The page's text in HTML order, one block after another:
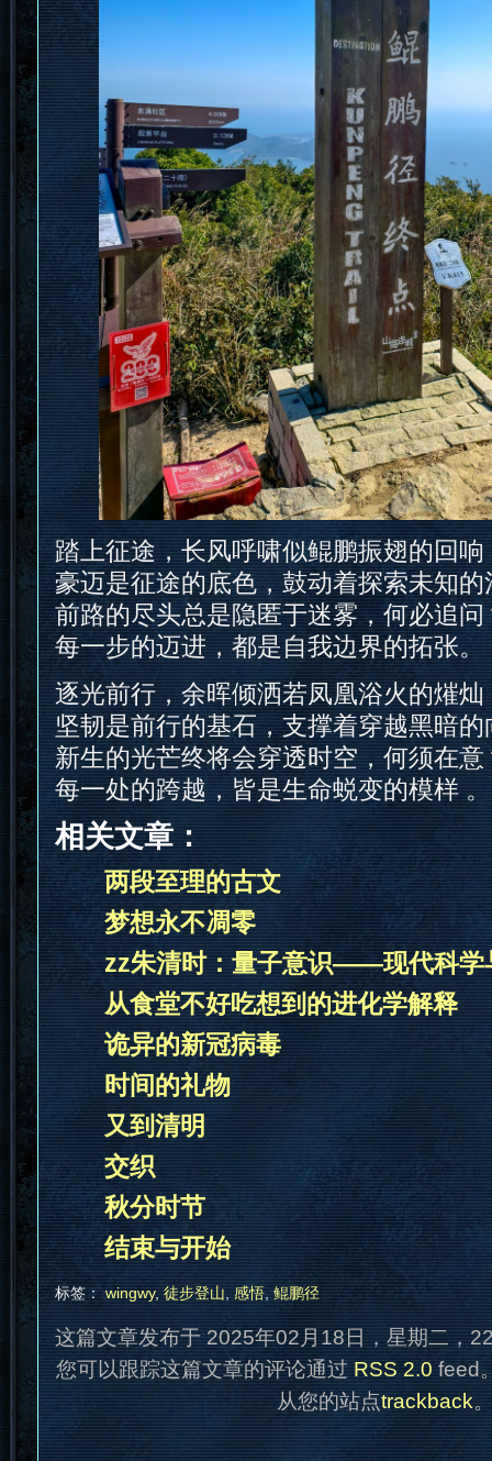
踏上征途，长风呼啸似鲲鹏振翅的回响
豪迈是征途的底色，鼓动着探索未知的
前路的尽头总是隐匿于迷雾，何必追问
每一步的迈进，都是自我边界的拓张。
逐光前行，余晖倾洒若凤凰浴火的熣灿
坚韧是前行的基石，支撑着穿越黑暗的
新生的光芒终将会穿透时空，何须在意
每一处的跨越，皆是生命蜕变的模样 。
相关文章：
两段至理的古文
梦想永不凋零
zz朱清时：量子意识——现代科学
从食堂不好吃想到的进化学解释
诡异的新冠病毒
时间的礼物
又到清明
交织
秋分时节
结束与开始
标签：wingwy, 徒步登山 感悟,鲲鹏径
这篇文章发布于 2025年02月18日，星期二，
您可以跟踪这篇文章的评论通过 RSS 2.0feed
从您的站点trackback